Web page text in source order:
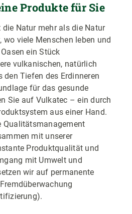
Produkte für Sie
Natur mehr als die Natur
wo viele Menschen leben und
ein Stück
vulkanischen, natürlich
den Tiefen des Erdinneren
für das gesunde
Sie auf Vulkatec – ein durch
aus einer Hand.
Qualitätsmanagement
mit unserer
Produktqualität und
mit Umwelt und
wir auf permanente